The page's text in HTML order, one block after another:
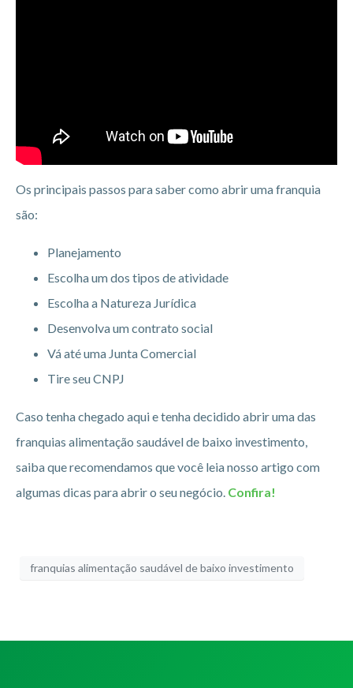
Os principais passos para saber como abrir uma franquia
são:
Planejamento
Escolha um dos tipos de atividade
Escolha a Natureza Jurídica
Desenvolva um contrato social
Vá até uma Junta Comercial
Tire seu CNPJ
Caso tenha chegado aqui e tenha decidido abrir uma das
franquias alimentação saudável de baixo investimento,
saiba que recomendamos que você leia nosso artigo com
algumas dicas para abrir o seu negócio. Confira!
franquias alimentação saudável de baixo investimento